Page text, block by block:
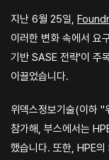
지난 6월 25일,
이러한 변화 속에서 요
기반 SASE 전략'이 주
이끌었습니다.
위덱스정보기술(이하
참가해, 부스에서는
했습니다. 또한, HPE의